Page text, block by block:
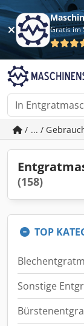
Gratis im
/ ... /
(158)
TOP
Sonstige